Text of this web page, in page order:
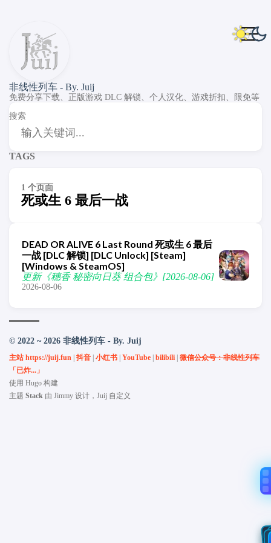
非线性列车 - By. Juij
免费分享下载、正版游戏 DLC 解锁、个人汉化、游戏折扣、限免等
搜索
TAGS
1 个页面
死或生 6 最后一战
DEAD OR ALIVE 6 Last Round 死或生 6 最后
一战 [DLC 解锁] [DLC Unlock] [Steam]
[Windows & SteamOS]
更新《穗香 秘密向日葵 组合包》[2026-08-06]
2026-08-06
© 2022 ~ 2026 非线性列车 - By. Juij
主站 https://juij.fun 抖音 小红书 YouTube bilibili 微信公众号：非线性列车
「已炸...」
使用 Hugo 构建
主题 Stack 由 Jimmy 设计，Juij 自定义